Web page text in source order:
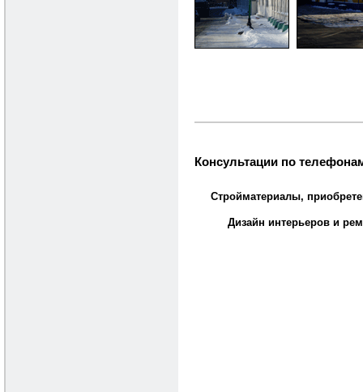
Консультации по
Стройматериалы,
Дизайн интерьеров и